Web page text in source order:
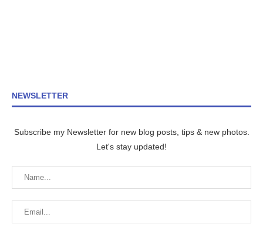
NEWSLETTER
Subscribe my Newsletter for new blog posts, tips & new photos.
Let's stay updated!